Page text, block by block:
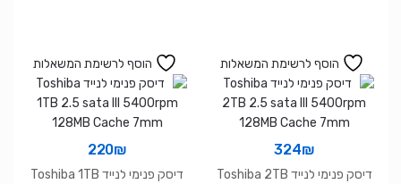
הוסף לרשימת המשאלות
324₪
דיסק פנימי לנייד Toshiba 2TB
הוסף לרשימת המשאלות
220₪
דיסק פנימי לנייד Toshiba 1TB